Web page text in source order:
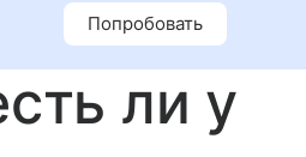
ли у
Попробовать